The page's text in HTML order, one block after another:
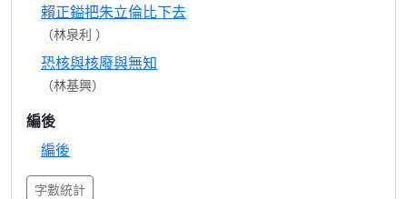
賴正鎰把朱立倫比下去
（林泉利 ）
恐核與核廢與無知
（林基興）
編後
編後
字數統計